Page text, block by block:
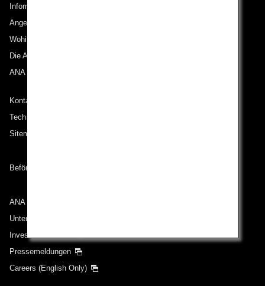
Informationen zu ANA
Angebote und Ankündigungen
Wohin wir reisen
Die ANA Experience
ANA Mileage Club
Kontakt zu ANA
Technische Hilfe (Barrierefreiheit)
Sitemap
Beförderungsbedingungen
ANA Group
Unternehmen der ANA Group
Investor Relations
Pressemeldungen
Careers (English Only)